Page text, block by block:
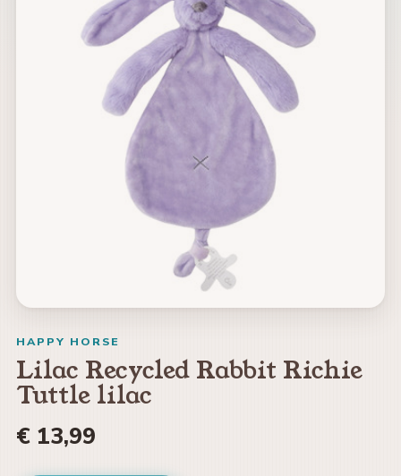
HAPPY HORSE
Lilac Recycled Rabbit Richie
Tuttle lilac
€ 13,99